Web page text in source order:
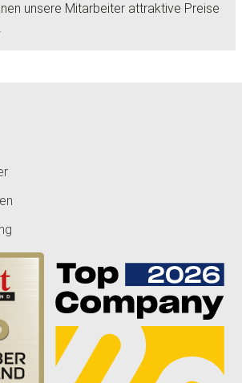
unsere Mitarbeiter attraktive Preise